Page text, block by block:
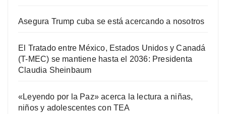
Asegura Trump cuba se está acercando a nosotros
El Tratado entre México, Estados Unidos y Canadá
(T-MEC) se mantiene hasta el 2036: Presidenta
Claudia Sheinbaum
«Leyendo por la Paz» acerca la lectura a niñas,
niños y adolescentes con TEA